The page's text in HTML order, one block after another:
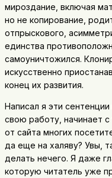
мироздание, включая
но не копирование,
отпрыскового,
единства
самоуничтожился.
искусственно
конец их развития.
Написал я эти
свою работу, начинает с
от сайта многих
да еще на халяву? Увы,
делать нечего. Я даже
которую читатель уже